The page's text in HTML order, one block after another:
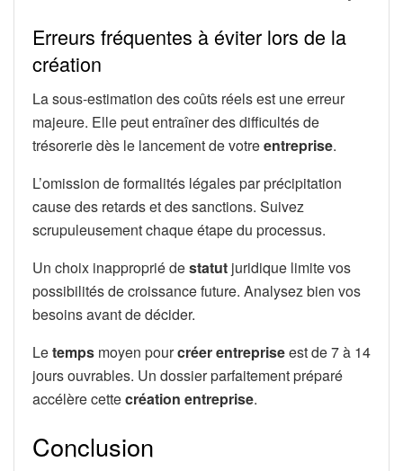
Erreurs fréquentes à éviter lors de la
création
La sous-estimation des coûts réels est une erreur
majeure. Elle peut entraîner des difficultés de
trésorerie dès le lancement de votreentreprise.
L’omission de formalités légales par précipitation
cause des retards et des sanctions. Suivez
scrupuleusement chaque étape du processus.
Un choix inapproprié destatut juridique limite vos
possibilités de croissance future. Analysez bien vos
besoins avant de décider.
Letemps moyen pourcréer entrepriseest de 7 à 14
jours ouvrables. Un dossier parfaitement préparé
accélère cettecréation entreprise.
Conclusion